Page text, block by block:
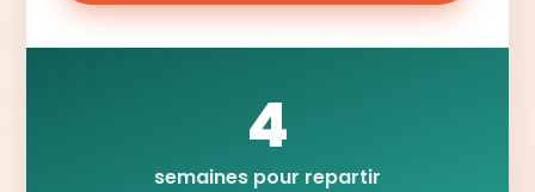
4
semaines pour repartir